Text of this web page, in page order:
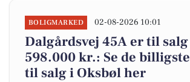
BOLIGMARKED 02-08-2026 10:01
Dalgårdsvej 45A er til
598.000 kr.: Se de
til salg i Oksbøl her